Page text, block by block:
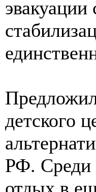
детского
РФ. Среди